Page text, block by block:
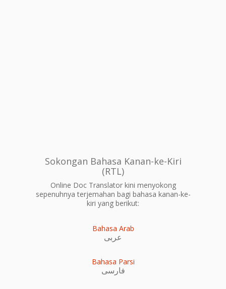
Sokongan Bahasa Kanan-ke-Kiri
(RTL)
Online Doc Translator kini menyokong
sepenuhnya terjemahan bagi bahasa kanan-ke-
kiri yang berikut:
Bahasa Arab
عربى
Bahasa Parsi
فارسی